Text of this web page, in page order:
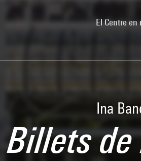
El Centre en
Ina
Billets